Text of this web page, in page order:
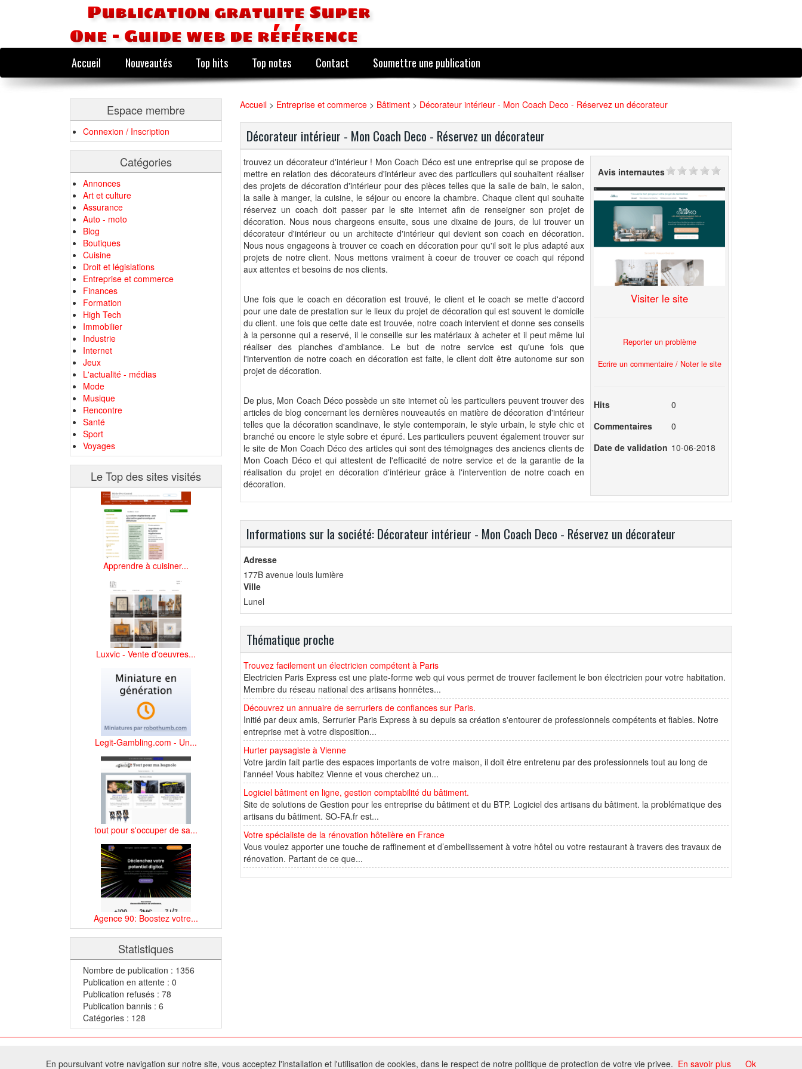
Publication gratuite Super
One - Guide web de référence
Accueil Nouveautés Top hits Top notes Contact Soumettre une publication
Espace membre
Connexion / Inscription
Catégories
Annonces
Art et culture
Assurance
Auto - moto
Blog
Boutiques
Cuisine
Droit et législations
Entreprise et commerce
Finances
Formation
High Tech
Immobilier
Industrie
Internet
Jeux
L'actualité - médias
Mode
Musique
Rencontre
Santé
Sport
Voyages
Le Top des sites visités
Apprendre à cuisiner...
Luxvic - Vente d'oeuvres...
Legit-Gambling.com - Un...
tout pour s'occuper de sa...
Agence 90: Boostez votre...
Statistiques
Nombre de publication : 1356
Publication en attente : 0
Publication refusés : 78
Publication bannis : 6
Catégories : 128
Accueil > Entreprise et commerce > Bâtiment > Décorateur intérieur - Mon Coach Deco - Réservez un décorateur
Décorateur intérieur - Mon Coach Deco - Réservez un décorateur
trouvez un décorateur d'intérieur ! Mon Coach Déco est une entreprise qui se propose de
mettre en relation des décorateurs d'intérieur avec des particuliers qui souhaitent réaliser
des projets de décoration d'intérieur pour des pièces telles que la salle de bain, le salon,
la salle à manger, la cuisine, le séjour ou encore la chambre. Chaque client qui souhaite
réservez un coach doit passer par le site internet afin de renseigner son projet de
décoration. Nous nous chargeons ensuite, sous une dixaine de jours, de lui trouver un
décorateur d'intérieur ou un architecte d'intérieur qui devient son coach en décoration.
Nous nous engageons à trouver ce coach en décoration pour qu'il soit le plus adapté aux
projets de notre client. Nous mettons vraiment à coeur de trouver ce coach qui répond
aux attentes et besoins de nos clients.
Une fois que le coach en décoration est trouvé, le client et le coach se mette d'accord
pour une date de prestation sur le lieux du projet de décoration qui est souvent le domicile
du client. une fois que cette date est trouvée, notre coach intervient et donne ses conseils
à la personne qui a reservé, il le conseille sur les matériaux à acheter et il peut même lui
réaliser des planches d'ambiance. Le but de notre service est qu'une fois que
l'intervention de notre coach en décoration est faite, le client doit être autonome sur son
projet de décoration.
De plus, Mon Coach Déco possède un site internet où les particuliers peuvent trouver des
articles de blog concernant les dernières nouveautés en matière de décoration d'intérieur
telles que la décoration scandinave, le style contemporain, le style urbain, le style chic et
branché ou encore le style sobre et épuré. Les particuliers peuvent également trouver sur
le site de Mon Coach Déco des articles qui sont des témoignages des anciencs clients de
Mon Coach Déco et qui attestent de l'efficacité de notre service et de la garantie de la
réalisation du projet en décoration d'intérieur grâce à l'intervention de notre coach en
décoration.
Avis internautes
Visiter le site
Reporter un problème
Ecrire un commentaire / Noter le site
Hits
0
Commentaires
0
Date de validation 10-06-2018
Informations sur la société: Décorateur intérieur - Mon Coach Deco - Réservez un décorateur
Adresse
177B avenue louis lumière
Ville
Lunel
Thématique proche
Trouvez facilement un électricien compétent à Paris
Electricien Paris Express est une plate-forme web qui vous permet de trouver facilement le bon électricien pour votre habitation.
Membre du réseau national des artisans honnêtes...
Découvrez un annuaire de serruriers de confiances sur Paris.
Initié par deux amis, Serrurier Paris Express à su depuis sa création s'entourer de professionnels compétents et fiables. Notre
entreprise met à votre disposition...
Hurter paysagiste à Vienne
Votre jardin fait partie des espaces importants de votre maison, il doit être entretenu par des professionnels tout au long de
l'année! Vous habitez Vienne et vous cherchez un...
Logiciel bâtiment en ligne, gestion comptabilité du bâtiment.
Site de solutions de Gestion pour les entreprise du bâtiment et du BTP. Logiciel des artisans du bâtiment. la problématique des
artisans du bâtiment. SO-FA.fr est...
Votre spécialiste de la rénovation hôtelière en France
Vous voulez apporter une touche de raffinement et d’embellissement à votre hôtel ou votre restaurant à travers des travaux de
rénovation. Partant de ce que...
Tous droits réservés - Toute reproduction du contenu de ce site, même partielle, est interdite sans accord du propriétaire.
En poursuivant votre navigation sur notre site, vous acceptez l'installation et l'utilisation de cookies, dans le respect de notre politique de protection de votre vie privee. En savoir plus Ok